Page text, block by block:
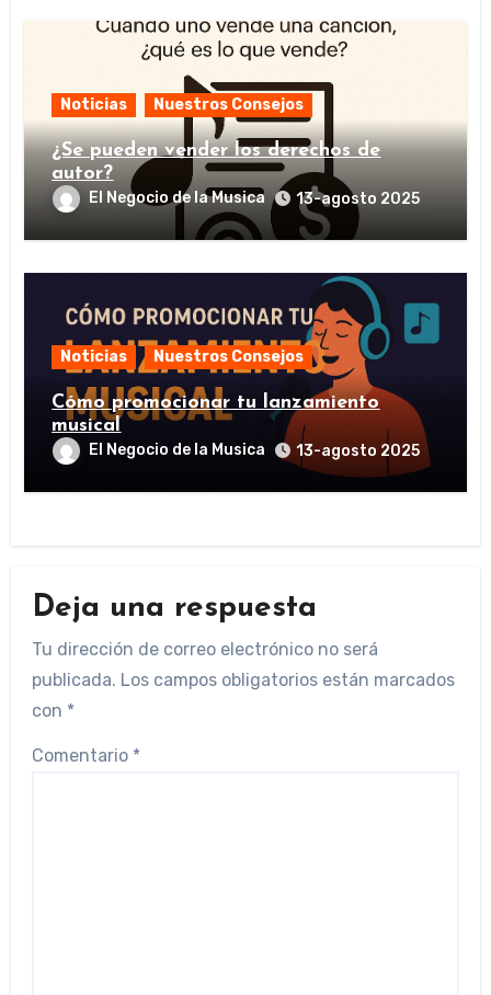
Noticias Nuestros Consejos
¿Se pueden vender los derechos de
autor?
El Negocio de la Musica 13-agosto 2025
Noticias Nuestros Consejos
Cómo promocionar tu lanzamiento
musical
El Negocio de la Musica 13-agosto 2025
Deja una respuesta
Tu dirección de correo electrónico no será
publicada. Los campos obligatorios están marcados
con *
Comentario *